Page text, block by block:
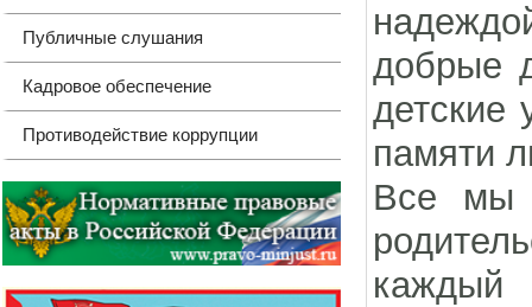
Публичные слушания
Кадровое обеспечение
Противодействие коррупции
добрые
детские
памяти
Все мы
каждый